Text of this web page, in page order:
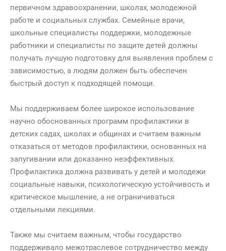
первичном здравоохранении, школах, молодежной
работе и социальных службах. Семейные врачи,
школьные специалисты поддержки, молодежные
работники и специалисты по защите детей должны
получать лучшую подготовку для выявления проблем с
зависимостью, а людям должен быть обеспечен
быстрый доступ к подходящей помощи.
Мы поддерживаем более широкое использование
научно обоснованных программ профилактики в
детских садах, школах и общинах и считаем важным
отказаться от методов профилактики, основанных на
запугивании или доказанно неэффективных.
Профилактика должна развивать у детей и молодежи
социальные навыки, психологическую устойчивость и
критическое мышление, а не ограничиваться
отдельными лекциями.
Также мы считаем важным, чтобы государство
поддерживало межотраслевое сотрудничество между